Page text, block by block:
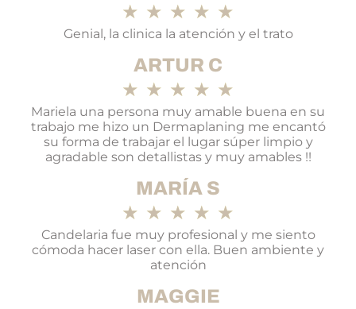
★ ★ ★ ★ ★
Genial, la clinica la atención y el trato
ARTUR C
★ ★ ★ ★ ★
Mariela una persona muy amable buena en su
trabajo me hizo un Dermaplaning me encantó
su forma de trabajar el lugar súper limpio y
agradable son detallistas y muy amables !!
MARÍA S
★ ★ ★ ★ ★
Candelaria fue muy profesional y me siento
cómoda hacer laser con ella. Buen ambiente y
atención
MAGGIE